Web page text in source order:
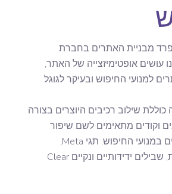
מבניית האתרים בחברת
עושים אופטימיזצייה של האתר,
למנועי החיפוש ובעיקר לגוגל
כוללת שילוב רכיבים היוצרים בצורה
וקודים מתאימים לשם שיפור
מיקום האתרים במנועי החיפוש. תגי Meta,
תגים לתמונות, שבילים ידידותיים ונקיים Clear